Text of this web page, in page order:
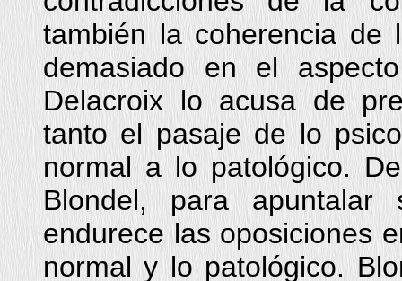
también la coherencia de
demasiado en el
Delacroix lo acusa de
tanto el pasaje de lo
normal a lo patológico.
Blondel, para
endurece las oposiciones
normal y lo patológico.